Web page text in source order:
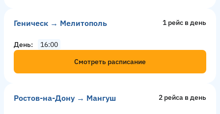
Геническ → Мелитополь 1 рейс в день
День
16:00
Смотреть расписание
Ростов-на-Дону → Мангуш 2 рейсa в день